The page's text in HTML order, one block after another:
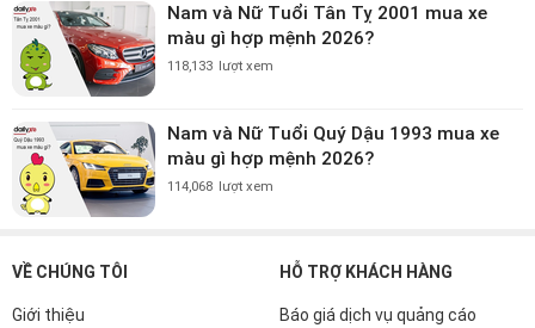
Nam và Nữ Tuổi Tân Tỵ 2001 mua xe
màu gì hợp mệnh 2026?
118,133 lượt xem
Nam và Nữ Tuổi Quý Dậu 1993 mua xe
màu gì hợp mệnh 2026?
114,068 lượt xem
VỀ CHÚNG TÔI
Giới thiệu
HỖ TRỢ KHÁCH HÀNG
Báo giá dịch vụ quảng cáo